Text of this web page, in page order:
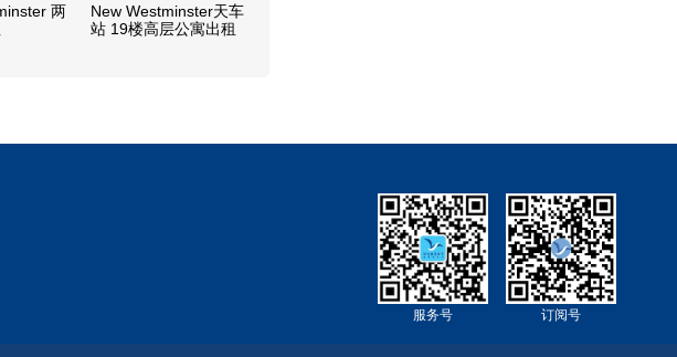
两
New Westminster天车
站 19楼高层公寓出租
订阅号
服务号